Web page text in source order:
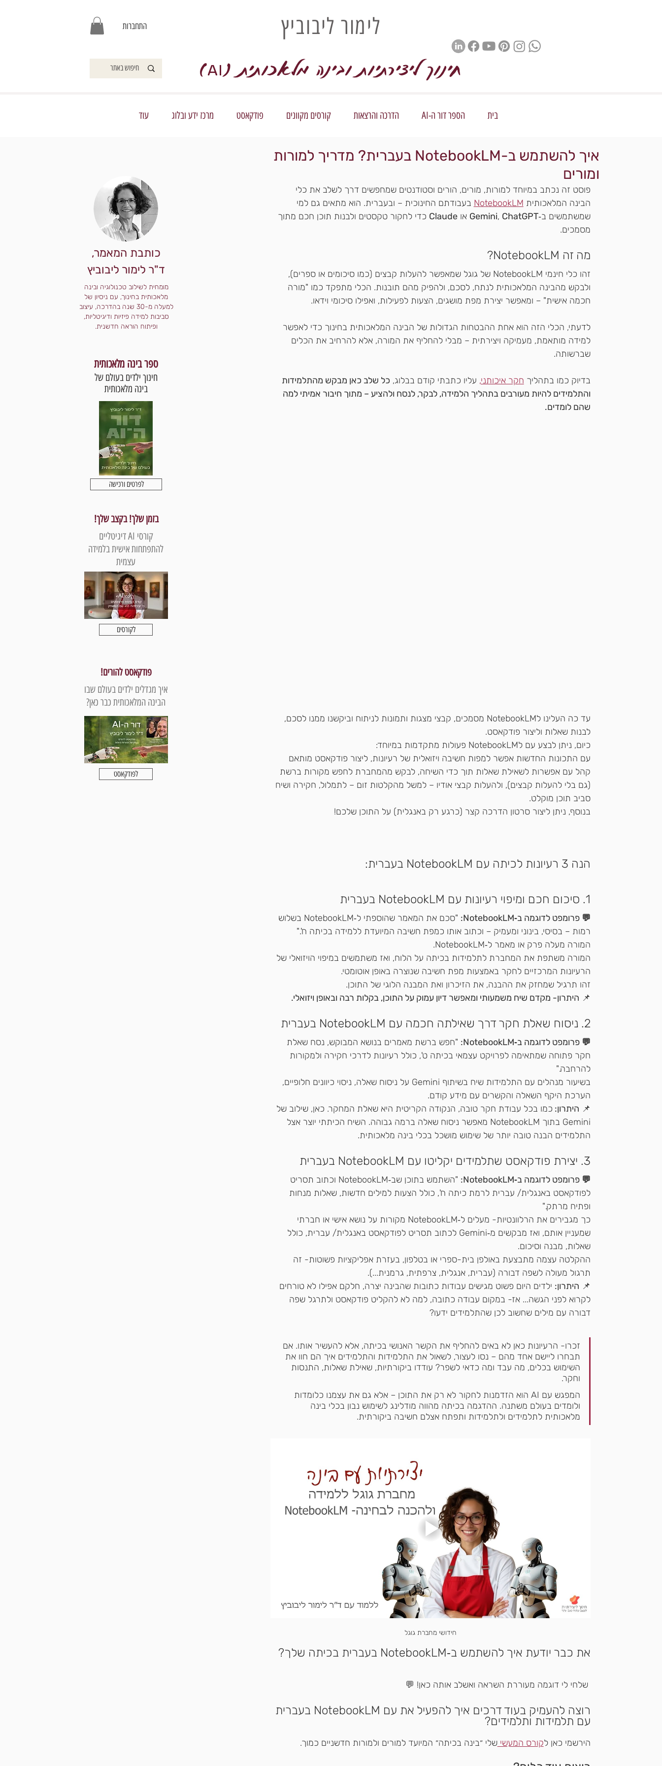
התחברות
חינוך ליצירתיות ובינה מלאכותית ( AI
)
לימור ליבוביץ
בית הספר דור ה-AI הדרכה והרצאות קורסים מקוונים פודקאסט מרכז ידע ובלוג עוד
כותבת המאמר,
ד"ר לימור ליבוביץ
מומחית לשילוב טכנולוגיה ובינה
מלאכותית בחינוך, עם ניסיון של
למעלה מ-30 שנה בהדרכה, עיצוב
סביבות למידה פיזיות ודיגיטליות,
ופיתוח הוראה חדשנית.
ספר בינה מלאכותית
חינוך ילדים בעולם של
בינה מלאכותית
לפרטים ורכישה
בזמן שלך! בקצב שלך!
קורסי AI דיגיטליים
להתפתחות אישית בלמידה
עצמית
לקורסים
פודקאסט להורים!
איך מגדלים ילדים בעולם שבו
הבינה המלאכותית כבר כאן?
לפודקאסט
איך להשתמש ב-NotebookLM בעברית? מדריך למורות
ומורים
פוסט זה נכתב במיוחד למורות, מורים, הורים וסטודנטים שמחפשים דרך לשלב את כלי
הבינה המלאכותית NotebookLM בעבודתם החינוכית – ובעברית. הוא מתאים גם למי
שמשתמשים ב‑
Gemini, ChatGPT או Claude כדי לחקור טקסטים ולבנות תוכן חכם מתוך
מסמכים.
מה זה NotebookLM?
זהו כלי חינמי NotebookLM של גוגל שמאפשר להעלות קבצים (כמו סיכומים או ספרים),
ולבקש מהבינה המלאכותית לנתח, לסכם, ולהפיק מהם תובנות. הכלי מתפקד כמו "מורה
חכמה אישית" – ומאפשר יצירת מפת מושגים, הצעות לפעילות, ואפילו סיכומי וידאו.
לדעתי, הכלי הזה הוא אחת ההבטחות הגדולות של הבינה המלאכותית בחינוך כדי לאפשר
למידה מותאמת, מעמיקה ויצירתית – מבלי להחליף את המורה, אלא להרחיב את הכלים
שברשותה.
בדיוק כמו בתהליך חקר איכותני, עליו כתבתי קודם בבלוג, כל שלב כאן מבקש מהתלמידות
והתלמידים להיות מעורבים בתהליך הלמידה, לבקר, לנסח ולהציע – מתוך חיבור אמיתי למה
שהם לומדים.
עד כה העלינו לNotebookLM מסמכים, קבצי מצגות ותמונות לניתוח וביקשנו ממנו לסכם,
לבנות שאלות וליצור פודקאסט.
כיום, ניתן לבצע עם לNotebookLM פעולות מתקדמות במיוחד:
עם התכונות החדשות אפשר למפות חשיבה ויזואלית של רעיונות, ליצור פודקאסט מותאם
קהל עם אפשרות לשאילת שאלות תוך כדי השיחה, לבקש מהמחברת לחפש מקורות ברשת
(גם בלי להעלות קבצים), ולהעלות קבצי אודיו – למשל מהקלטות זום – לתמלול, חקירה ושיח
סביב תוכן מוקלט.
בנוסף, ניתן ליצור סרטון הדרכה קצר (כרגע רק באנגלית) על התוכן שלכם!
הנה 3 רעיונות לכיתה עם NotebookLM בעברית:
1. סיכום חכם ומיפוי רעיונות עם NotebookLM בעברית
💬 פרומפט לדוגמה ב‑NotebookLM:
"סכם את המאמר שהוספתי ל‑NotebookLM בשלוש
רמות – בסיסי, בינוני ומעמיק – וכתוב אותו כמפת חשיבה המיועדת ללמידה בכיתה ח'."
המורה מעלה פרק או מאמר ל‑NotebookLM.
המורה משתפת את המחברת לתלמידות בכיתה על הלוח, ואז משתמשים במיפוי הויזואלי של
הרעיונות המרכזיים לחקר באמצעות מפת חשיבה שנוצרה באופן אוטומטי.
זהו תרגיל שמחזק את ההבנה, את הזיכרון ואת המבנה הלוגי של התוכן.
📌 היתרון- מקדם שיח משמעותי ומאפשר דיון עמוק על התוכן, בקלות רבה ובאופן ויזואלי.
2. ניסוח שאלת חקר דרך שאילתה חכמה עם NotebookLM בעברית
💬 פרומפט לדוגמה ב‑NotebookLM:
"חפש ברשת מאמרים בנושא המבוקש, נסח שאלת
חקר פתוחה שמתאימה לפרויקט עצמאי בכיתה ט', כולל רעיונות לדרכי חקירה ולמקורות
להרחבה."
בשיעור מנהלים עם התלמידות שיח בשיתוף Gemini על ניסוח שאלה, ניסוי כיוונים חלופיים,
הערכת היקף השאלה והקשרים עם מידע קודם.
📌 היתרון: כמו בכל עבודת חקר טובה, הנקודה הקריטית היא שאלת המחקר. כאן, שילוב של
Gemini בתוך NotebookLM מאפשר ניסוח שאלה ברמה גבוהה. השיח הכיתתי יוצר אצל
התלמידים הבנה טובה יותר של שימוש מושכל בכלי בינה מלאכותית.
3. יצירת פודקאסט שתלמידים יקליטו עם NotebookLM בעברית
💬 פרומפט לדוגמה ב‑NotebookLM:
"השתמש בתוכן שב‑NotebookLM וכתוב תסריט
לפודקאסט באנגלית/ עברית לרמת כיתה ח', כולל הצעות למילים חדשות, שאלות מנחות
ופתיח מרתק."
כך מגבירים את הרלוונטיות- מעלים ל‑NotebookLM מקורות על נושא אישי או חברתי
שמעניין אותם, ואז מבקשים מ‑Gemini לכתוב תסריט לפודקאסט באנגלית/ עברית, כולל
שאלות, מבנה וסיכום.
ההקלטה עצמה מתבצעת באולפן בית-ספרי או בטלפון, בעזרת אפליקציות פשוטות- זה
תרגול מעולה לשפה דבורה (עברית, אנגלית, צרפתית, גרמנית...).
📌 היתרון: ילדים היום פשוט מגישים עבודות כתובות שהבינה יצרה, חלקם אפילו לא טורחים
לקרוא לפני הגשה... אז- במקום עבודה כתובה, למה לא להקליט פודקאסט ולתרגל שפה
דבורה עם מילים שחשוב לכן שהתלמידים ידעו?
זכרו- הרעיונות כאן לא באים להחליף את הקשר האנושי בכיתה, אלא להעשיר אותו. אם
תבחרו ליישם אחד מהם – נסו לעצור, לשאול את התלמידות והתלמידים איך הם חוו את
השימוש בכלים, מה עבד ומה כדאי לשפר? עודדו ביקורתיות, שאילת שאלות, התנסות
וחקר.
המפגש עם AI הוא הזדמנות לחקור לא רק את התוכן – אלא גם את עצמנו כלומדות
ולומדים בעולם משתנה. ההדגמה בכיתה מהווה מודלינג לשימוש נבון בכלי בינה
מלאכותית לתלמידים ולתלמידות ותפתח אצלם חשיבה ביקורתית.
חידושי מחברת גוגל
את כבר יודעת איך להשתמש ב‑NotebookLM בעברית בכיתה שלך?
שלחי לי דוגמה מעוררת השראה ואשלב אותה כאן! 💬
רוצה להעמיק בעוד דרכים איך להפעיל את עם NotebookLM בעברית
עם תלמידות ותלמידים?
הירשמי כאן לקורס המעשי שלי ״בינה בכיתה״ המיועד למורים ולמורות חדשניים כמוך.